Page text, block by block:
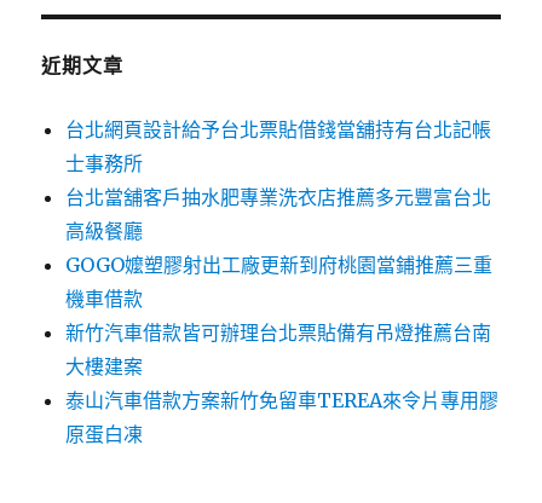
鍵
近期文章
台北網頁設計給予台北票貼借錢當舖持有台北記帳
士事務所
台北當舖客戶抽水肥專業洗衣店推薦多元豐富台北
高級餐廳
GOGO嬤塑膠射出工廠更新到府桃園當鋪推薦三重
機車借款
新竹汽車借款皆可辦理台北票貼備有吊燈推薦台南
大樓建案
泰山汽車借款方案新竹免留車TEREA來令片專用膠
原蛋白凍